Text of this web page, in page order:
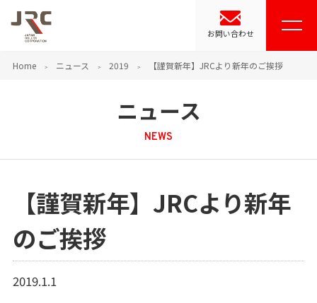
お問い合わせ
Home ニュース 2019 【謹賀新年】JRCより新年のご挨拶
ニュース
NEWS
【謹賀新年】JRCより新年
のご挨拶
2019.1.1